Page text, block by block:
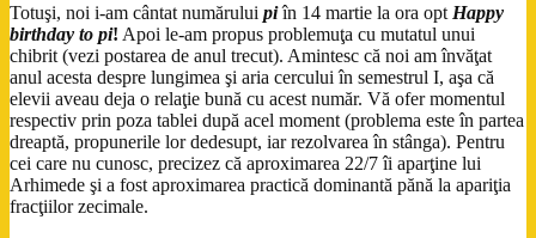
Totuşi, noi i-am cântat numărului piîn 14 martie la ora opt Happy
birthday to pi! Apoi le-am propus problemuţa cu mutatul unui
chibrit (vezi postarea de anul trecut). Amintesc că noi am învăţat
anul acesta despre lungimea şi aria cercului în semestrul I, aşa că
elevii aveau deja o relaţie bună cu acest număr. Vă ofer momentul
respectiv prin poza tablei după acel moment (problema este în partea
dreaptă, propunerile lor dedesupt, iar rezolvarea în stânga). Pentru
cei care nu cunosc, precizez că aproximarea 22/7 îi aparţine lui
Arhimede şi a fost aproximarea practică dominantă pănă la apariţia
fracţiilor zecimale.